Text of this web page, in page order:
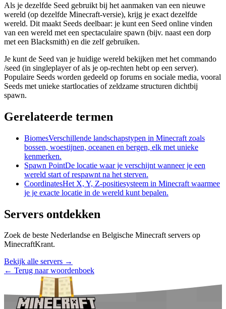
Als je dezelfde Seed gebruikt bij het aanmaken van een nieuwe
wereld (op dezelfde Minecraft-versie), krijg je exact dezelfde
wereld. Dit maakt Seeds deelbaar: je kunt een Seed online vinden
van een wereld met een spectaculaire spawn (bijv. naast een dorp
met een Blacksmith) en die zelf gebruiken.
Je kunt de Seed van je huidige wereld bekijken met het commando
/seed (in singleplayer of als je op-rechten hebt op een server).
Populaire Seeds worden gedeeld op forums en sociale media, vooral
Seeds met unieke startlocaties of zeldzame structuren dichtbij
spawn.
Gerelateerde termen
BiomesVerschillende landschapstypen in Minecraft zoals
bossen, woestijnen, oceanen en bergen, elk met unieke
kenmerken.
Spawn PointDe locatie waar je verschijnt wanneer je een
wereld start of respawnt na het sterven.
CoordinatesHet X, Y, Z-positiesysteem in Minecraft waarmee
je je exacte locatie in de wereld kunt bepalen.
Servers ontdekken
Zoek de beste Nederlandse en Belgische Minecraft servers op
MinecraftKrant.
Bekijk alle servers →
← Terug naar woordenboek